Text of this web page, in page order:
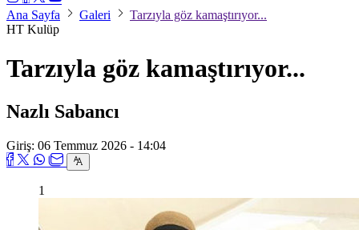
Ana Sayfa Galeri
Tarzıyla göz kamaştırıyor...
HT Kulüp
Tarzıyla göz kamaştırıyor...
Nazlı Sabancı
Giriş: 06 Temmuz 2026 - 14:04
1